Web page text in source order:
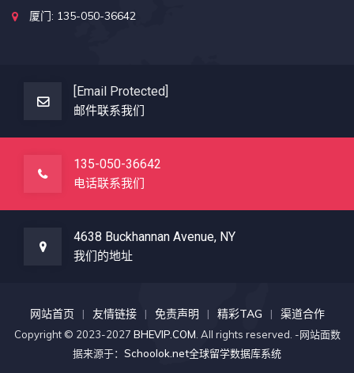
厦门: 135-050-36642
[email Protected]
邮件联系我们
135-050-36642
电话联系我们
4638 Buckhannan Avenue, NY
我们的地址
网站首页 友情链接 免责声明 精彩TAG 渠道合作
Copyright © 2023-2027 BHEVIP.COM . All rights reserved. -网站面数
据来源于： Schoolok.net全球留学数据库系统